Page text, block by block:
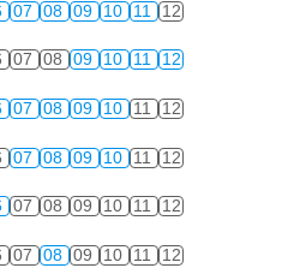
07 08 09 10 11 12
07 08 09 10 11 12
07 08 09 10 11 12
07 08 09 10 11 12
07 08 09 10 11 12
07 08 09 10 11 12